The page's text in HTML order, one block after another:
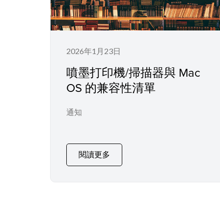
2026年1月23日
噴墨打印機/掃描器與 Mac
OS 的兼容性清單
通知
閱讀更多